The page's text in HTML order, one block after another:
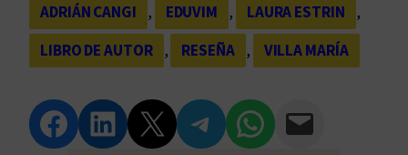
ADRIÁN CANGI , EDUVIM , LAURA ESTRIN
,
LIBRO DE AUTOR
, RESEÑA , VILLA MARÍA
Compartir en Facebook Compartir en LinkedIn Compartir en Twitter Compartir en Telegram Compartir en WhatsApp Compartir vía Email